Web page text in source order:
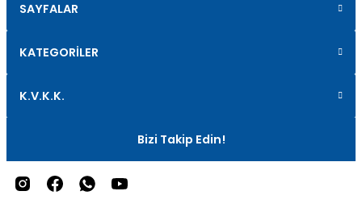
SAYFALAR
KATEGORİLER
K.V.K.K.
Bizi Takip Edin!